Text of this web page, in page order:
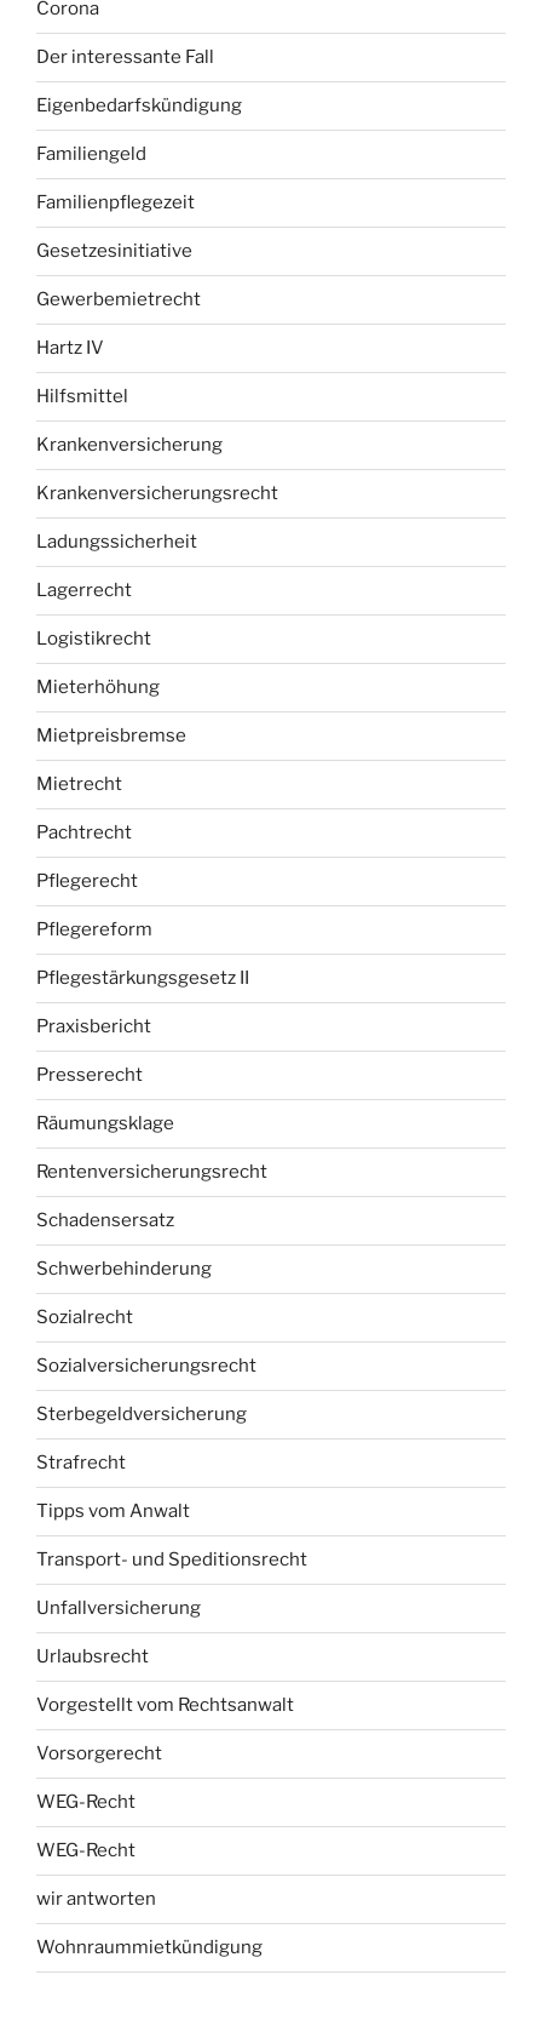
Corona
Der interessante Fall
Eigenbedarfskündigung
Familiengeld
Familienpflegezeit
Gesetzesinitiative
Gewerbemietrecht
Hartz IV
Hilfsmittel
Krankenversicherung
Krankenversicherungsrecht
Ladungssicherheit
Lagerrecht
Logistikrecht
Mieterhöhung
Mietpreisbremse
Mietrecht
Pachtrecht
Pflegerecht
Pflegereform
Pflegestärkungsgesetz II
Praxisbericht
Presserecht
Räumungsklage
Rentenversicherungsrecht
Schadensersatz
Schwerbehinderung
Sozialrecht
Sozialversicherungsrecht
Sterbegeldversicherung
Strafrecht
Tipps vom Anwalt
Transport- und Speditionsrecht
Unfallversicherung
Urlaubsrecht
Vorgestellt vom Rechtsanwalt
Vorsorgerecht
WEG-Recht
WEG-Recht
wir antworten
Wohnraummietkündigung